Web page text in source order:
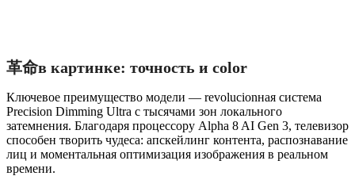
革命в картинке: точность и color
Ключевое преимущество модели — revolucionная система
Precision Dimming Ultra с тысячами зон локального
затемнения. Благодаря процессору Alpha 8 AI Gen 3, телевизор
способен творить чудеса: апскейлинг контента, распознавание
лиц и моментальная оптимизация изображения в реальном
времени.